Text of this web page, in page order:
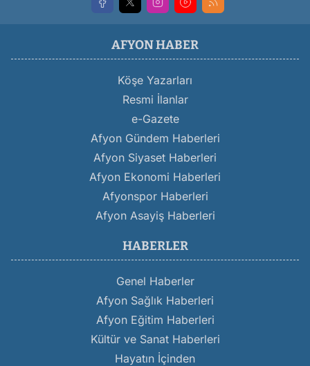
AFYON HABER
Köşe Yazarları
Resmi İlanlar
e-Gazete
Afyon Gündem Haberleri
Afyon Siyaset Haberleri
Afyon Ekonomi Haberleri
Afyonspor Haberleri
Afyon Asayiş Haberleri
HABERLER
Genel Haberler
Afyon Sağlık Haberleri
Afyon Eğitim Haberleri
Kültür ve Sanat Haberleri
Hayatın İçinden